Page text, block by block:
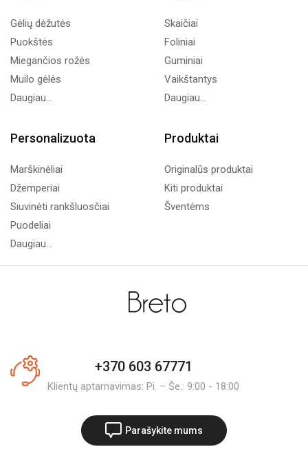
Gėlių dėžutės
Puokštės
Miegančios rožės
Muilo gėlės
Daugiau...
Skaičiai
Foliniai
Guminiai
Vaikštantys
Daugiau...
Personalizuota
Marškinėliai
Džemperiai
Siuvinėti rankšluosčiai
Puodeliai
Daugiau...
Produktai
Originalūs produktai
Kiti produktai
Šventėms
+370 603 67771
Klientų aptarnavimas: Pi. – Še.: 9:00 - 18:00
Parašykite mums